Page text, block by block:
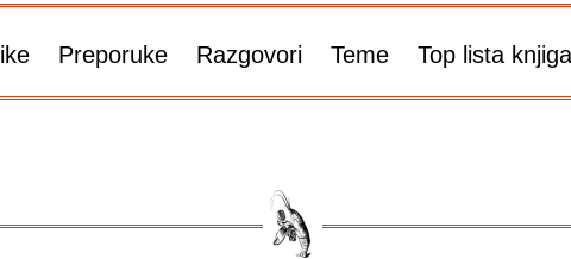
Preporuke Razgovori Teme Top lista knjiga